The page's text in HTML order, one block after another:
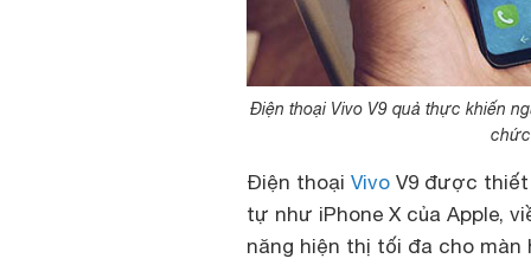
Điện thoại Vivo V9 quả thực khiến
chức
Điện thoại Vivo V9 được
tự như iPhone Xcủa Apple,
năng hiện thị tối đa cho màn